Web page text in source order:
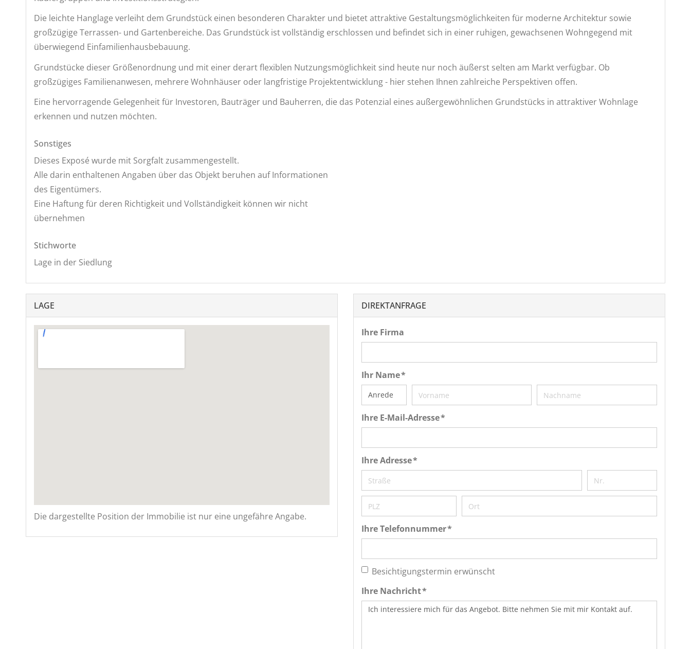
Die leichte Hanglage verleiht dem Grundstück einen besonderen Charakter und bietet attraktive Gestaltungsmöglichkeiten für moderne Architektur sowie
großzügige Terrassen- und Gartenbereiche. Das Grundstück ist vollständig erschlossen und befindet sich in einer ruhigen, gewachsenen Wohngegend mit
überwiegend Einfamilienhausbebauung.
Grundstücke dieser Größenordnung und mit einer derart flexiblen Nutzungsmöglichkeit sind heute nur noch äußerst selten am Markt verfügbar. Ob
großzügiges Familienanwesen, mehrere Wohnhäuser oder langfristige Projektentwicklung - hier stehen Ihnen zahlreiche Perspektiven offen.
Eine hervorragende Gelegenheit für Investoren, Bauträger und Bauherren, die das Potenzial eines außergewöhnlichen Grundstücks in attraktiver Wohnlage
erkennen und nutzen möchten.
Sonstiges
Dieses Exposé wurde mit Sorgfalt zusammengestellt.
Alle darin enthaltenen Angaben über das Objekt beruhen auf Informationen
des Eigentümers.
Eine Haftung für deren Richtigkeit und Vollständigkeit können wir nicht
übernehmen
Stichworte
Lage in der Siedlung
LAGE
Die dargestellte Position der Immobilie ist nur eine ungefähre Angabe.
DIREKTANFRAGE
Ihre Firma
Ihr Name *
Ihre E-Mail-Adresse *
Ihre Adresse *
Ihre Telefonnummer *
Besichtigungstermin erwünscht
Ihre Nachricht *